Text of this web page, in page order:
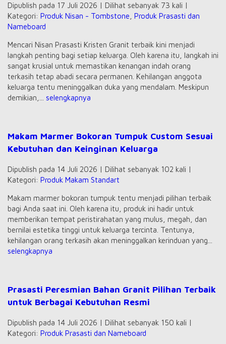
Dipublish pada 17 Juli 2026 | Dilihat sebanyak 73 kali |
Kategori: Produk Nisan - Tombstone Produk Prasasti dan
Nameboard
Mencari Nisan Prasasti Kristen Granit terbaik kini menjadi
langkah penting bagi setiap keluarga. Oleh karena itu, langkah ini
sangat krusial untuk memastikan kenangan indah orang
terkasih tetap abadi secara permanen. Kehilangan anggota
keluarga tentu meninggalkan duka yang mendalam. Meskipun
demikian,... selengkapnya
Makam Marmer Bokoran Tumpuk Custom Sesuai
Kebutuhan dan Keinginan Keluarga
Dipublish pada 14 Juli 2026 | Dilihat sebanyak 102 kali |
Kategori: Produk Makam Standart
Makam marmer bokoran tumpuk tentu menjadi pilihan terbaik
bagi Anda saat ini. Oleh karena itu, produk ini hadir untuk
memberikan tempat peristirahatan yang mulus, megah, dan
bernilai estetika tinggi untuk keluarga tercinta. Tentunya,
kehilangan orang terkasih akan meninggalkan kerinduan yang...
selengkapnya
Prasasti Peresmian Bahan Granit Pilihan Terbaik
untuk Berbagai Kebutuhan Resmi
Dipublish pada 14 Juli 2026 | Dilihat sebanyak 150 kali |
Kategori: Produk Prasasti dan Nameboard